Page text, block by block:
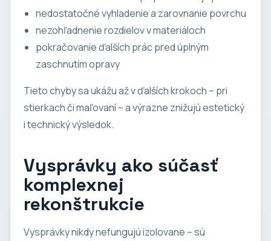
nedostatočné vyhladenie a zarovnanie povrchu
nezohľadnenie rozdielov v materiáloch
pokračovanie ďalších prác pred úplným
zaschnutím opravy
Tieto chyby sa ukážu až v ďalších krokoch – pri
stierkach či maľovaní – a výrazne znižujú estetický
i technický výsledok.
Vysprávky ako súčasť
komplexnej
rekonštrukcie
Vysprávky nikdy nefungujú izolovane – sú